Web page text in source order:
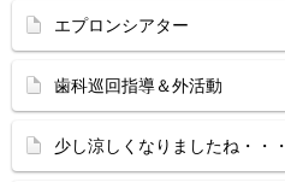
エプロンシアター
歯科巡回指導＆外活動
少し涼しくなりましたね・・・